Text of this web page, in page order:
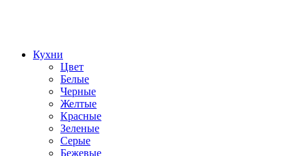
Кухни
Цвет
Белые
Черные
Желтые
Красные
Зеленые
Серые
Бежевые